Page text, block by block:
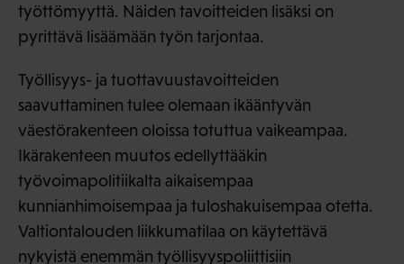
työttömyyttä. Näiden tavoitteiden lisäksi on
pyrittävä lisäämään työn tarjontaa.
Työllisyys- ja tuottavuustavoitteiden
saavuttaminen tulee olemaan ikääntyvän
väestörakenteen oloissa totuttua vaikeampaa.
Ikärakenteen muutos edellyttääkin
työvoimapolitiikalta aikaisempaa
kunnianhimoisempaa ja tuloshakuisempaa otetta.
Valtiontalouden liikkumatilaa on käytettävä
nykyistä enemmän työllisyyspoliittisiin